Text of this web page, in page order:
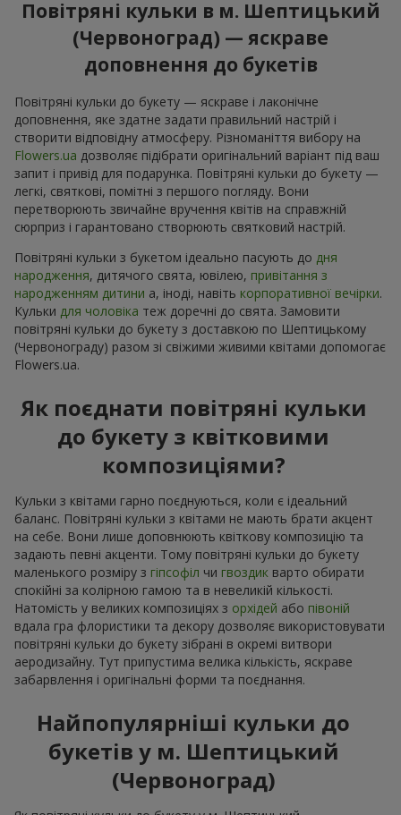
Повітряні кульки в м. Шептицький
(Червоноград) — яскраве
доповнення до букетів
Повітряні кульки до букету — яскраве і лаконічне
доповнення, яке здатне задати правильний настрій і
створити відповідну атмосферу. Різноманіття вибору на
Flowers.ua дозволяє підібрати оригінальний варіант під ваш
запит і привід для подарунка. Повітряні кульки до букету —
легкі, святкові, помітні з першого погляду. Вони
перетворюють звичайне вручення квітів на справжній
сюрприз і гарантовано створюють святковий настрій.
Повітряні кульки з букетом ідеально пасують до дня
народження, дитячого свята, ювілею, привітання з
народженням дитини а, іноді, навіть корпоративної вечірки.
Кульки для чоловіка теж доречні до свята. Замовити
повітряні кульки до букету з доставкою по Шептицькому
(Червонограду) разом зі свіжими живими квітами допомогає
Flowers.ua.
Як поєднати повітряні кульки
до букету з квітковими
композиціями?
Кульки з квітами гарно поєднуються, коли є ідеальний
баланс. Повітряні кульки з квітами не мають брати акцент
на себе. Вони лише доповнюють квіткову композицію та
задають певні акценти. Тому повітряні кульки до букету
маленького розміру з гіпсофіл чи гвоздик варто обирати
спокійні за колірною гамою та в невеликій кількості.
Натомість у великих композиціях з орхідей або півоній
вдала гра флористики та декору дозволяє використовувати
повітряні кульки до букету зібрані в окремі витвори
аеродизайну. Тут припустима велика кількість, яскраве
забарвлення і оригінальні форми та поєднання.
Найпопулярніші кульки до
букетів у м. Шептицький
(Червоноград)